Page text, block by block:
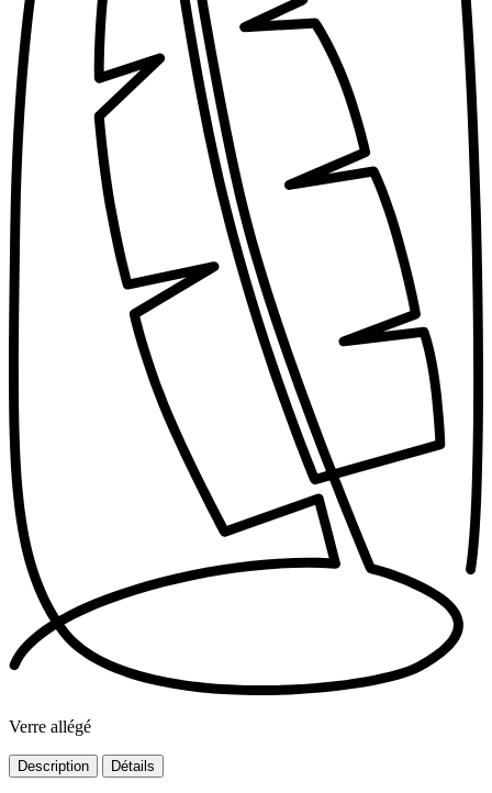
Verre allégé
Description Détails